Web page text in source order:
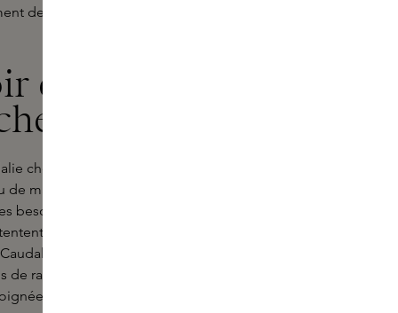
de pur soin et observez votre
du Body
Skins.
chez Skins, où le luxe et
manière unique. Chez Skins,
besoins spécifiques. C'est
pas de soigner, mais qui
enrichie d'ingrédients
raisin, soigne intensément la
assure une hydratation en